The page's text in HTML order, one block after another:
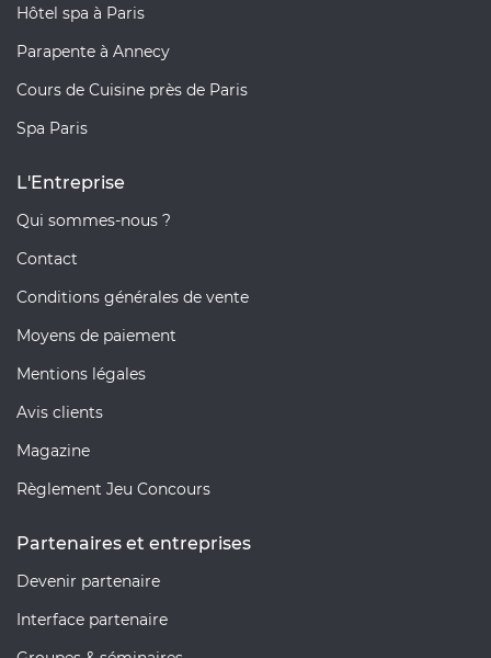
Hôtel spa à Paris
Parapente à Annecy
Cours de Cuisine près de Paris
Spa Paris
L'Entreprise
Qui sommes-nous ?
Contact
Conditions générales de vente
Moyens de paiement
Mentions légales
Avis clients
Magazine
Règlement Jeu Concours
Partenaires et entreprises
Devenir partenaire
Interface partenaire